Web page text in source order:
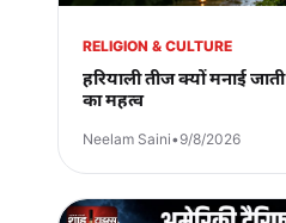
RELIGION & CULTURE
हरियाली तीज क्यों मनाई
का महत्व
Neelam Saini•9/8/2026